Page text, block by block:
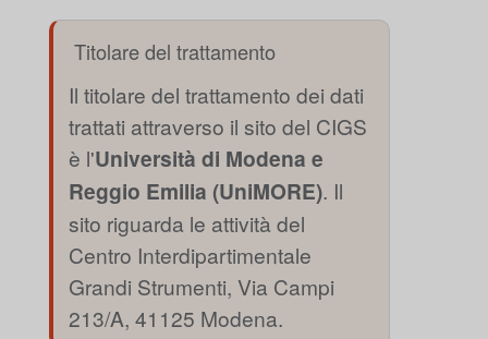
Titolare del trattamento
Il titolare del trattamento dei dati
trattati attraverso il sito del CIGS
è l'Università di Modena e
Reggio Emilia (UniMORE). Il
sito riguarda le attività del
Centro Interdipartimentale
Grandi Strumenti, Via Campi
213/A, 41125 Modena.